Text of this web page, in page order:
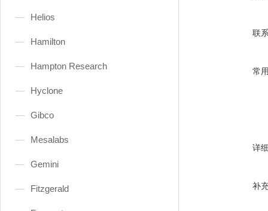
Helios
Hamilton
Hampton Research
Hyclone
Gibco
Mesalabs
Gemini
Fitzgerald
联
常
详
补